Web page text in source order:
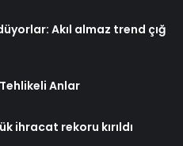
Akıl almaz trend çığ
Anlar
ihracat rekoru kırıldı